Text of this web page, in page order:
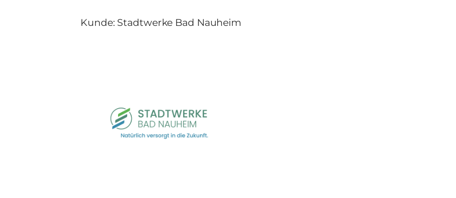
Kunde: Stadtwerke Bad Nauheim